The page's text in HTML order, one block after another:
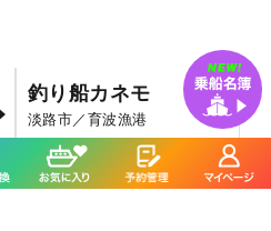
釣り船カネモ
淡路市／育波漁港